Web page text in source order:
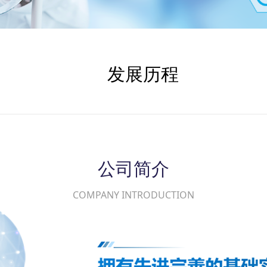
发展历程
公司简介
COMPANY INTRODUCTION